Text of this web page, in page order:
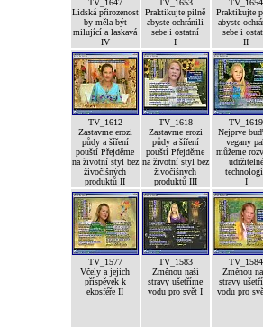
TV_1647
Lidská přirozenost
by měla být
milující a laskavá
IV
TV_1653
Praktikujte pilně
abyste ochránili
sebe i ostatní
I
TV_1654
Praktikujte
abyste
sebe i
II
TV_1612
Zastavme erozi
půdy a šíření
pouští Přejděme
na životní styl bez
živočišných
produktů II
TV_1618
Zastavme erozi
půdy a šíření
pouští Přejděme
na životní styl bez
živočišných
produktů III
TV_1619
Nejprve
vegany
můžeme
udržitelné
I
TV_1577
Včely a jejich
příspěvek k
ekosféře II
TV_1583
Změnou naší
stravy ušetříme
vodu pro svět I
TV_1584
Změnou
stravy
vodu pro